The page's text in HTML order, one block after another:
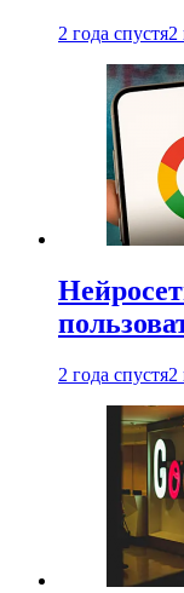
2 года спустя2
2 года спустя2